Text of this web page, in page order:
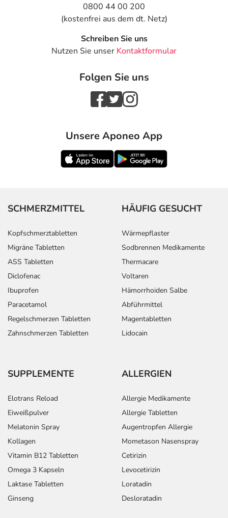
0800 44 00 200
(kostenfrei aus dem dt. Netz)
Schreiben Sie uns
Nutzen Sie unser Kontaktformular
Folgen Sie uns
Unsere Aponeo App
SCHMERZMITTEL
Kopfschmerztabletten
Migräne Tabletten
ASS Tabletten
Diclofenac
Ibuprofen
Paracetamol
Regelschmerzen Tabletten
Zahnschmerzen Tabletten
HÄUFIG GESUCHT
Wärmepflaster
Sodbrennen Medikamente
Thermacare
Voltaren
Hämorrhoiden Salbe
Abführmittel
Magentabletten
Lidocain
SUPPLEMENTE
Elotrans Reload
Eiweißpulver
Melatonin Spray
Kollagen
Vitamin B12 Tabletten
Omega 3 Kapseln
Laktase Tabletten
Ginseng
ALLERGIEN
Allergie Medikamente
Allergie Tabletten
Augentropfen Allergie
Mometason Nasenspray
Cetirizin
Levocetirizin
Loratadin
Desloratadin